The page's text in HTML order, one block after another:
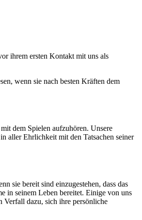
ihrem ersten Kontakt mit uns als
wenn sie nach besten Kräften dem
dem Spielen aufzuhören. Unsere
aller Ehrlichkeit mit den Tatsachen seiner
sie bereit sind einzugestehen, dass das
in seinem Leben bereitet. Einige von uns
Verfall dazu, sich ihre persönliche